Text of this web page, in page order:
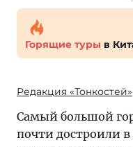
Горящие туры в
Редакция «Тонкостей»
Самый большой
почти достроили